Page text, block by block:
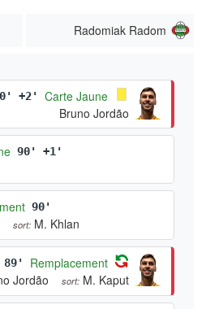
Radomiak Radom
+2'
Carte Jaune
Bruno Jordão
90' +1'
90'
sort: M. Khlan
89' Remplacement
Jordão sort: M. Kaput